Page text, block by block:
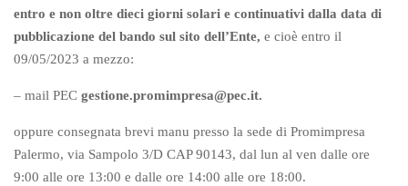
entro e non oltre dieci giorni solari e continuativi dalla data di
pubblicazione del bando sul sito dell’Ente, e cioè entro il
09/05/2023 a mezzo:
– mail PEC gestione.promimpresa@pec.it.
oppure consegnata brevi manu presso la sede di Promimpresa
Palermo, via Sampolo 3/D CAP 90143, dal lun al ven dalle ore
9:00 alle ore 13:00 e dalle ore 14:00 alle ore 18:00.